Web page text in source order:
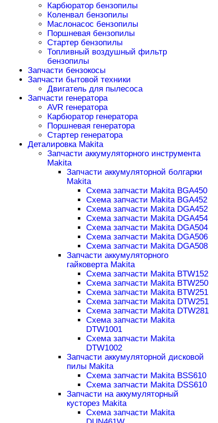
Карбюратор бензопилы
Коленвал бензопилы
Маслонасос бензопилы
Поршневая бензопилы
Стартер бензопилы
Топливный воздушный фильтр
бензопилы
Запчасти бензокосы
Запчасти бытовой техники
Двигатель для пылесоса
Запчасти генератора
AVR генератора
Карбюратор генератора
Поршневая генератора
Стартер генератора
Деталировка Makita
Запчасти аккумуляторного инструмента
Makita
Запчасти аккумуляторной болгарки
Makita
Схема запчасти Makita BGA450
Схема запчасти Makita BGA452
Схема запчасти Makita DGA452
Схема запчасти Makita DGA454
Схема запчасти Makita DGA504
Схема запчасти Makita DGA506
Схема запчасти Makita DGA508
Запчасти аккумуляторного
гайковерта Makita
Схема запчасти Makita BTW152
Схема запчасти Makita BTW250
Схема запчасти Makita BTW251
Схема запчасти Makita DTW251
Схема запчасти Makita DTW281
Схема запчасти Makita
DTW1001
Схема запчасти Makita
DTW1002
Запчасти аккумуляторной дисковой
пилы Makita
Схема запчасти Makita BSS610
Схема запчасти Makita DSS610
Запчасти на аккумуляторный
кусторез Makita
Схема запчасти Makita